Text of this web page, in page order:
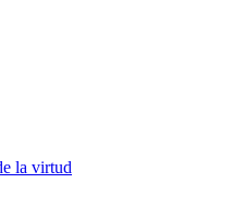
la virtud